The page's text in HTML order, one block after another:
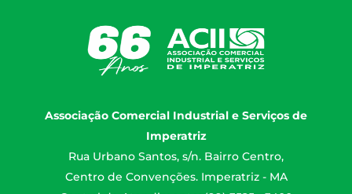
Associação Comercial Industrial e Serviços de
Imperatriz
Rua Urbano Santos, s/n. Bairro Centro,
Centro de Convenções. Imperatriz - MA